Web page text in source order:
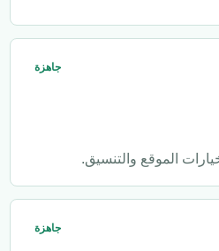
جاهزة
الموقع والتنسيق.
جاهزة